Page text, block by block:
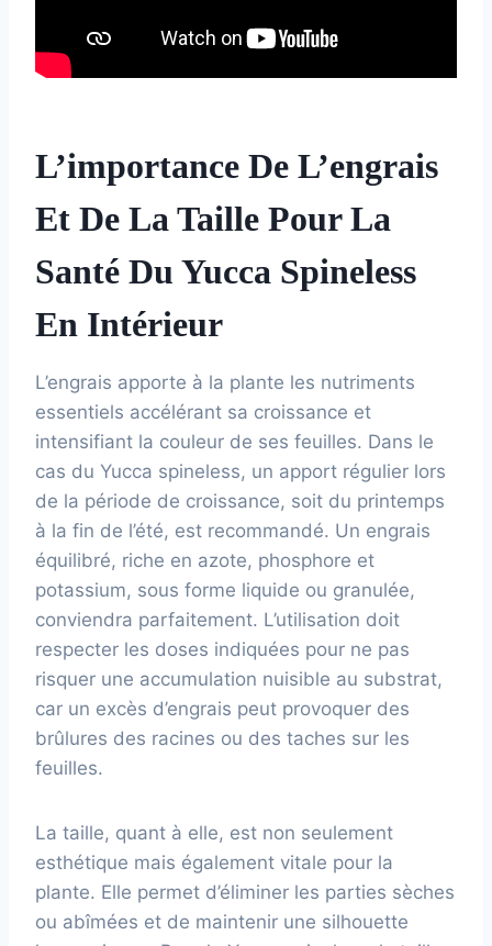
L’importance De L’engrais
Et De La Taille Pour La
Santé Du Yucca Spineless
En Intérieur
L’engrais apporte à la plante les nutriments
essentiels accélérant sa croissance et
intensifiant la couleur de ses feuilles. Dans le
cas du Yucca spineless, un apport régulier lors
de la période de croissance, soit du printemps
à la fin de l’été, est recommandé. Un engrais
équilibré, riche en azote, phosphore et
potassium, sous forme liquide ou granulée,
conviendra parfaitement. L’utilisation doit
respecter les doses indiquées pour ne pas
risquer une accumulation nuisible au substrat,
car un excès d’engrais peut provoquer des
brûlures des racines ou des taches sur les
feuilles.
La taille, quant à elle, est non seulement
esthétique mais également vitale pour la
plante. Elle permet d’éliminer les parties sèches
ou abîmées et de maintenir une silhouette